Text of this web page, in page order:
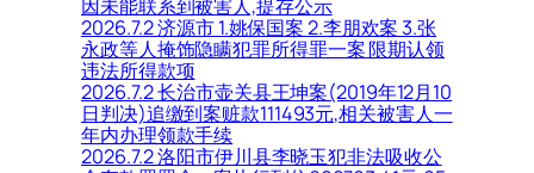
因未能联系到被害人,提存公示
2026.7.2 济源市 1.姚保国案 2.李朋欢案 3.张
永政等人掩饰隐瞒犯罪所得罪一案 限期认领
违法所得款项
2026.7.2 长治市壶关县王坤案(2019年12月10
日判决)追缴到案赃款111493元,相关被害人一
年内办理领款手续
2026.7.2 洛阳市伊川县李晓玉犯非法吸收公